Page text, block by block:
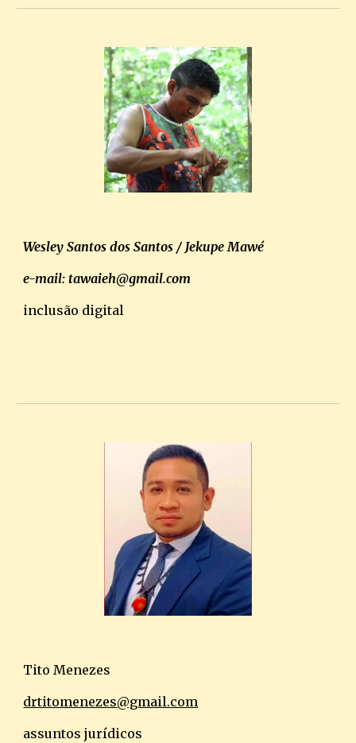
Wesley Santos dos Santos / Jekupe Mawé
e-mail: tawaieh@gmail.com
inclusão digital
Tito Menezes
drtitomenezes@gmail.com
assuntos jurídicos